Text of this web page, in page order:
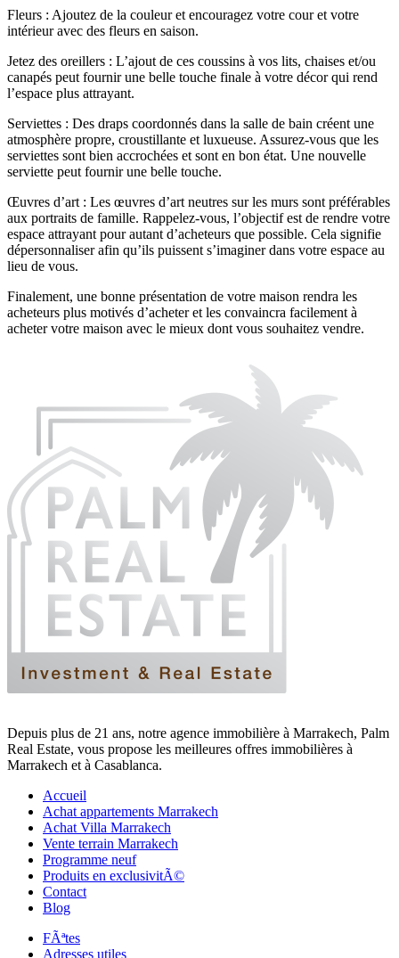
Fleurs : Ajoutez de la couleur et encouragez votre cour et votre
intérieur avec des fleurs en saison.
Jetez des oreillers : L’ajout de ces coussins à vos lits, chaises et/ou
canapés peut fournir une belle touche finale à votre décor qui rend
l’espace plus attrayant.
Serviettes : Des draps coordonnés dans la salle de bain créent une
atmosphère propre, croustillante et luxueuse. Assurez-vous que les
serviettes sont bien accrochées et sont en bon état. Une nouvelle
serviette peut fournir une belle touche.
Œuvres d’art : Les œuvres d’art neutres sur les murs sont préférables
aux portraits de famille. Rappelez-vous, l’objectif est de rendre votre
espace attrayant pour autant d’acheteurs que possible. Cela signifie
dépersonnaliser afin qu’ils puissent s’imaginer dans votre espace au
lieu de vous.
Finalement, une bonne présentation de votre maison rendra les
acheteurs plus motivés d’acheter et les convaincra facilement à
acheter votre maison avec le mieux dont vous souhaitez vendre.
Depuis plus de 21 ans, notre agence immobilière à Marrakech, Palm
Real Estate, vous propose les meilleures offres immobilières à
Marrakech et à Casablanca.
Accueil
Achat appartements Marrakech
Achat Villa Marrakech
Vente terrain Marrakech
Programme neuf
Produits en exclusivitÃ©
Contact
Blog
FÃªtes
Adresses utiles